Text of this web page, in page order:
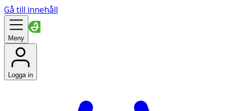
Gå till innehåll
Meny
Logga in